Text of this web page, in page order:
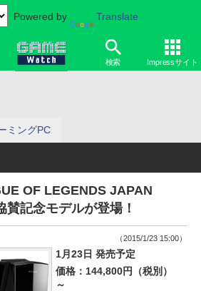
Powered by Translate
検索 Impressサイト
ミングPC
OF LEGENDS JAPAN
記念モデルが登場！
（2015/1/23 15:00）
1月23日 発売予定
価格：144,800円（税別）
～